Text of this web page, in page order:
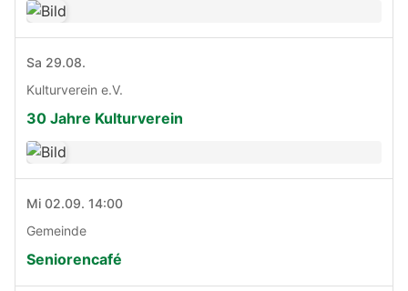
Sa 29.08.
Kulturverein e.V.
30 Jahre Kulturverein
Mi 02.09. 14:00
Gemeinde
Seniorencafé